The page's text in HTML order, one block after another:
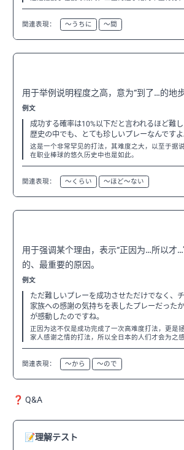
関連表現： 〜うちに 〜間
用于举例说明程度之高，意为“到了…的地步
例文
成功する確率は10%以下だと言われるほど難
歴史の中でも、とても珍しいプレーなんですよ
这是一个非常罕见的打法，其难度之大，以至于据
在职业棒球的悠久历史中也是如此。
関連表現： 〜くらい 〜ほど〜ない
用于强调某个理由，表示“正因为…所以才
的、最重要的原因。
例文
ただ難しいプレーを成功させただけでなく、
家族への感謝の気持ちを表したプレーだった
が感動したのですね。
正因为这不仅是成功完成了一次高难度打法，更是
家人感谢之情的打法，所以全日本的人们才会为之感
関連表現： 〜から 〜ので
❓ Q&A
📝理解テスト